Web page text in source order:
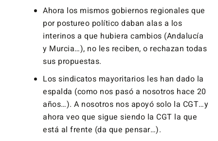
Ahora los mismos gobiernos regionales que
por postureo político daban alas a los
interinos a que hubiera cambios (Andalucía
y Murcia…), no les reciben, o rechazan todas
sus propuestas.
Los sindicatos mayoritarios les han dado la
espalda (como nos pasó a nosotros hace 20
años…). A nosotros nos apoyó solo la CGT…y
ahora veo que sigue siendo la CGT la que
está al frente (da que pensar…).